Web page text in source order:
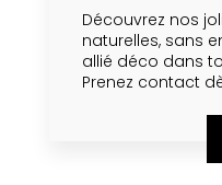
Découvrez nos
naturelles, sans
allié déco dans
Prenez contact